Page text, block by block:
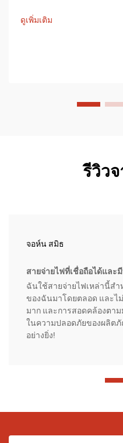
ดูเพิ่มเติม
รีวิว
จอห์น สมิธ
สายจ่ายไฟที่เชื่อถือได้และ
ฉันใช้สายจ่ายไฟเหล่านี้ส
ของฉันมาโดยตลอด และไ
มาก และการสอดคล้องตา
ในความปลอดภัยของผลิต
อย่างยิ่ง!